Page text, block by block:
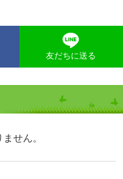
友だちに送る
せん。